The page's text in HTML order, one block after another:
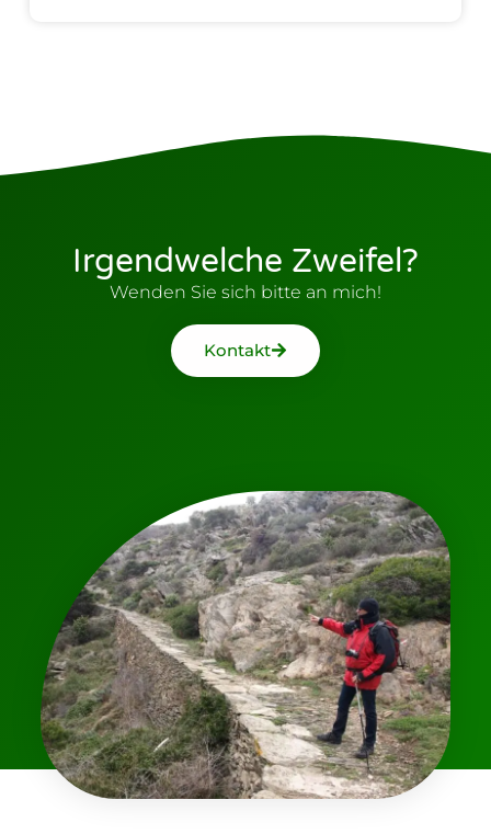
Irgendwelche Zweifel?
Wenden Sie sich bitte an mich!
Kontakt